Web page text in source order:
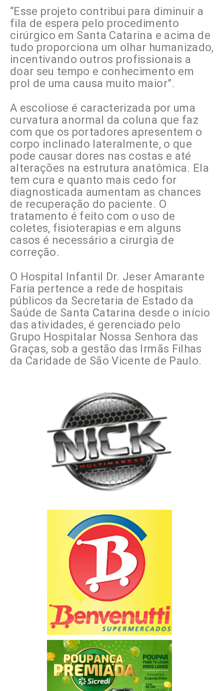
“Esse projeto contribui para diminuir a
fila de espera pelo procedimento
cirúrgico em Santa Catarina e acima de
tudo proporciona um olhar humanizado,
incentivando outros profissionais a
doar seu tempo e conhecimento em
prol de uma causa muito maior”.
A escoliose é caracterizada por uma
curvatura anormal da coluna que faz
com que os portadores apresentem o
corpo inclinado lateralmente, o que
pode causar dores nas costas e até
alterações na estrutura anatômica. Ela
tem cura e quanto mais cedo for
diagnosticada aumentam as chances
de recuperação do paciente. O
tratamento é feito com o uso de
coletes, fisioterapias e em alguns
casos é necessário a cirurgia de
correção.
O Hospital Infantil Dr. Jeser Amarante
Faria pertence a rede de hospitais
públicos da Secretaria de Estado da
Saúde de Santa Catarina desde o início
das atividades, é gerenciado pelo
Grupo Hospitalar Nossa Senhora das
Graças, sob a gestão das Irmãs Filhas
da Caridade de São Vicente de Paulo.